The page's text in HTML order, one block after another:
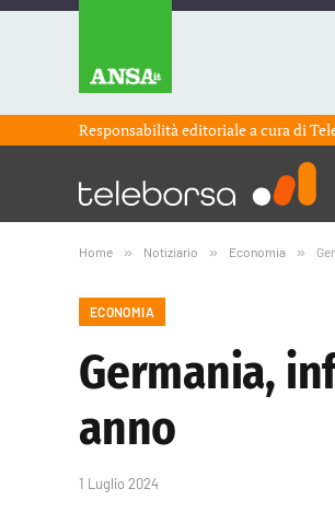
Responsabilità editoriale a cura di
Home » Notiziario » Economia »
ECONOMIA
Germania,
anno
1 Luglio 2024